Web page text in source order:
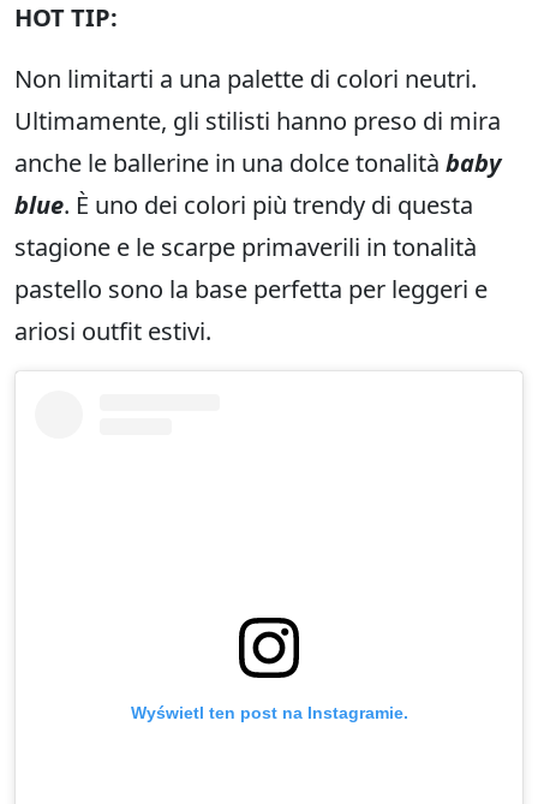
HOT TIP:
Non limitarti a una palette di colori neutri.
Ultimamente, gli stilisti hanno preso di mira
anche le ballerine in una dolce tonalità baby
blue. È uno dei colori più trendy di questa
stagione e le scarpe primaverili in tonalità
pastello sono la base perfetta per leggeri e
ariosi outfit estivi.
Wyświetl ten post na Instagramie.